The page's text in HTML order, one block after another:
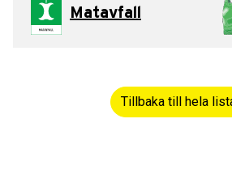
Matavfall
Tillbaka till hela